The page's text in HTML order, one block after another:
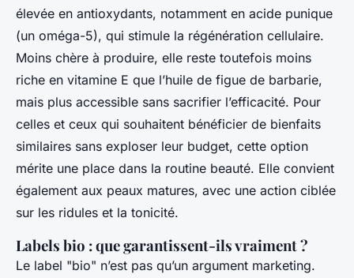
élevée en antioxydants, notamment en acide punique
(un oméga-5), qui stimule la régénération cellulaire.
Moins chère à produire, elle reste toutefois moins
riche en vitamine E que l’huile de figue de barbarie,
mais plus accessible sans sacrifier l’efficacité. Pour
celles et ceux qui souhaitent bénéficier de bienfaits
similaires sans exploser leur budget, cette option
mérite une place dans la routine beauté. Elle convient
également aux peaux matures, avec une action ciblée
sur les ridules et la tonicité.
Labels bio : que garantissent-ils vraiment ?
Le label "bio" n’est pas qu’un argument marketing.